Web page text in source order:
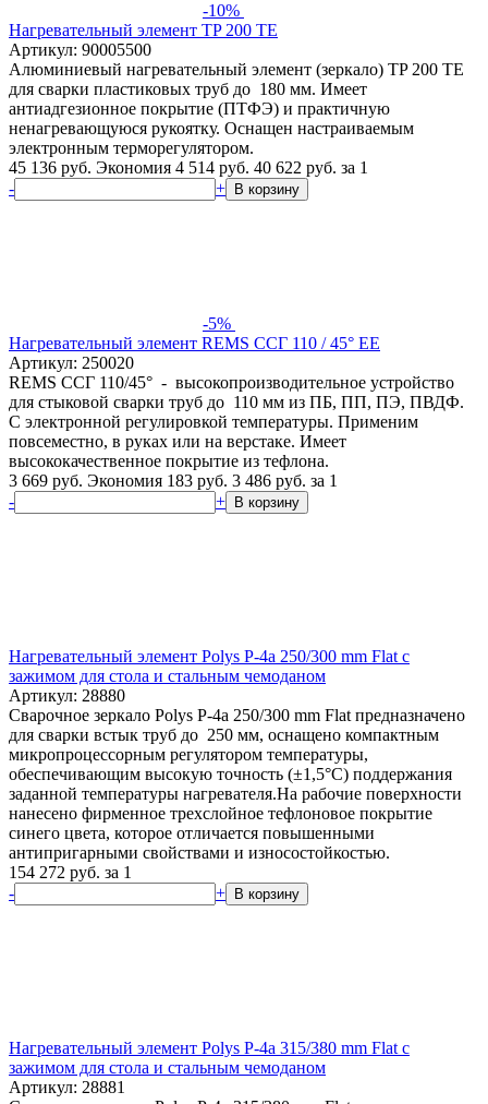
-10%
Нагревательный элемент TP 200 TE
Артикул: 90005500
Алюминиевый нагревательный элемент (зеркало) TP 200 TE
для сварки пластиковых труб до 180 мм. Имеет
антиадгезионное покрытие (ПТФЭ) и практичную
ненагревающуюся рукоятку. Оснащен настраиваемым
электронным терморегулятором.
45 136 руб. Экономия 4 514 руб. 40 622 руб. за 1
-
+ В корзину
-5%
Нагревательный элемент REMS ССГ 110 / 45° ЕЕ
Артикул: 250020
REMS ССГ 110/45° - высокопроизводительное устройство
для стыковой сварки труб до 110 мм из ПБ, ПП, ПЭ, ПВДФ.
С электронной регулировкой температуры. Применим
повсеместно, в руках или на верстаке. Имеет
высококачественное покрытие из тефлона.
3 669 руб. Экономия 183 руб. 3 486 руб. за 1
-
+ В корзину
Нагревательный элемент Polys P-4a 250/300 mm Flat с
зажимом для стола и стальным чемоданом
Артикул: 28880
Сварочное зеркало Polys P-4a 250/300 mm Flat предназначено
для сварки встык труб до 250 мм, оснащено компактным
микропроцессорным регулятором температуры,
обеспечивающим высокую точность (±1,5°С) поддержания
заданной температуры нагревателя.На рабочие поверхности
нанесено фирменное трехслойное тефлоновое покрытие
синего цвета, которое отличается повышенными
антипригарными свойствами и износостойкостью.
154 272 руб. за 1
-
+ В корзину
Нагревательный элемент Polys P-4a 315/380 mm Flat с
зажимом для стола и стальным чемоданом
Артикул: 28881